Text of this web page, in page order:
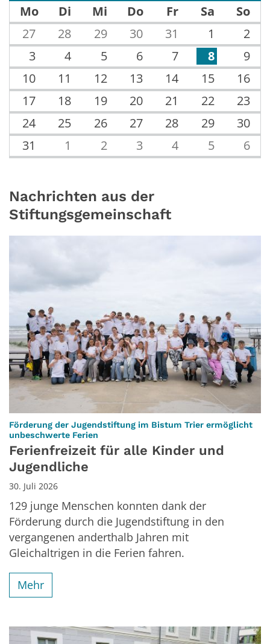
Nachrichten aus der
Stiftungsgemeinschaft
Förderung der Jugendstiftung im Bistum Trier ermöglicht
unbeschwerte Ferien
Ferienfreizeit für alle Kinder und
Jugendliche
30. Juli 2026
129 junge Menschen konnten dank der
Förderung durch die Jugendstiftung in den
vergangenen anderthalb Jahren mit
Gleichaltrigen in die Ferien fahren.
Mehr
Mo Di Mi Do Fr Sa
So
27
28 29 30 31 1
2
3
4 5 6 7 8
9
10
11 12 13 14 15
16
17
18 19 20 21 22
23
24
25 26 27 28 29
30
31
1 2 3 4 5 6